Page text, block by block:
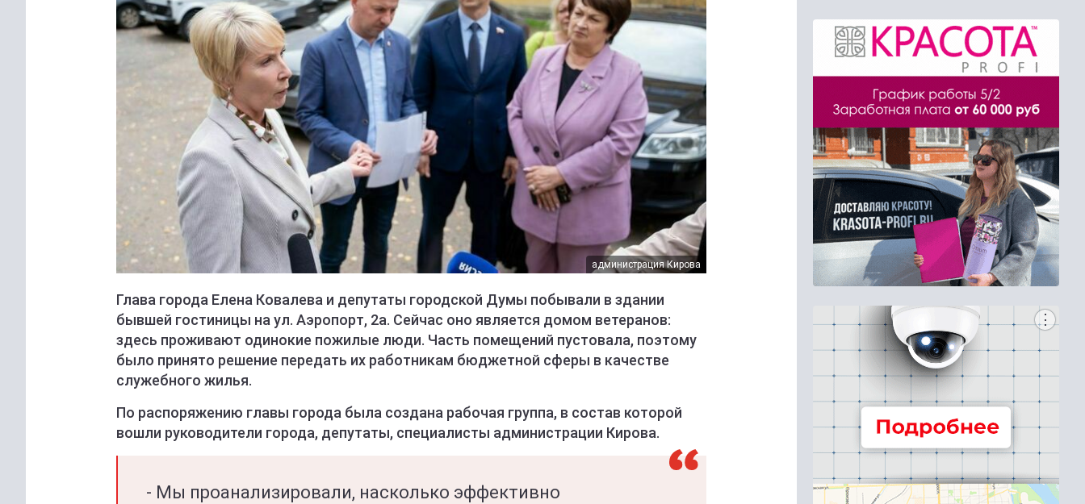
администрация Кирова
Глава города Елена Ковалева и депутаты городской Думы побывали в здании
бывшей гостиницы на ул. Аэропорт, 2а. Сейчас оно является домом ветеранов:
здесь проживают одинокие пожилые люди. Часть помещений пустовала, поэтому
было принято решение передать их работникам бюджетной сферы в качестве
служебного жилья.
По распоряжению главы города была создана рабочая группа, в состав которой
вошли руководители города, депутаты, специалисты администрации Кирова.
- Мы проанализировали, насколько эффективно